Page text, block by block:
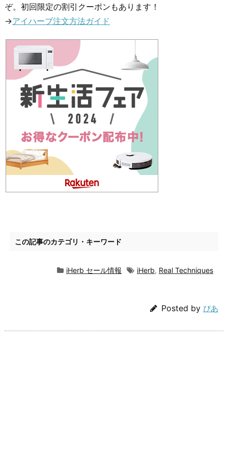
ぞ。初回限定の割引クーポンもあります！
→アイハーブ注文方法ガイド
この記事のカテゴリ・キーワード
iHerb セール情報 iHerb, Real Techniques
Posted by ぴあ